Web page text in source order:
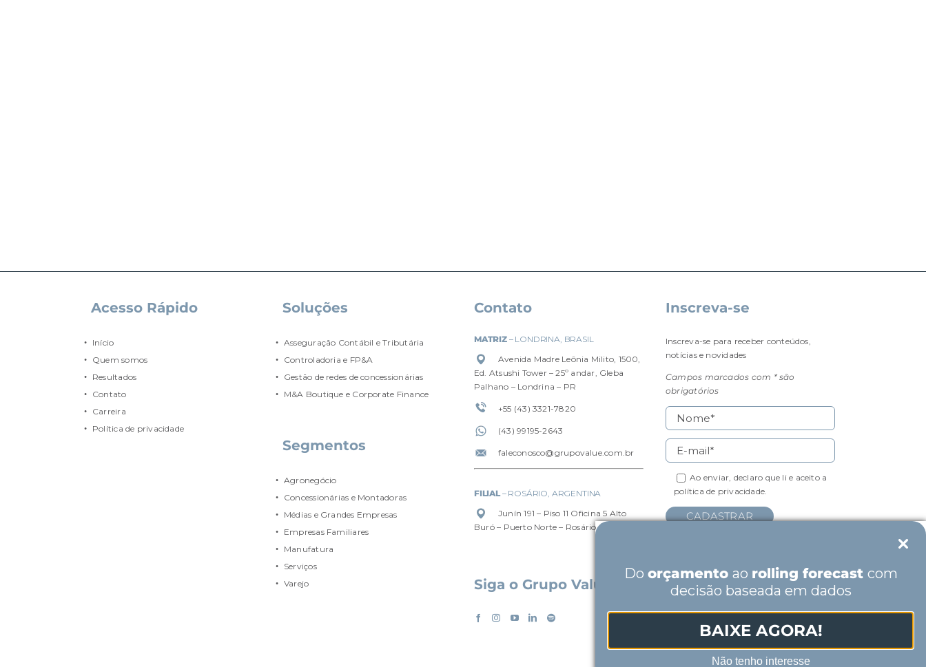
Do orçamento ao rolling forecast com
decisão baseada em dados
BAIXE AGORA!
Não tenho interesse
Acesso Rápido
Início
Quem somos
Resultados
Contato
Carreira
Política de privacidade
Soluções
Asseguração Contábil e Tributária
Controladoria e FP&A
Gestão de redes de concessionárias
M&A Boutique e Corporate Finance
Segmentos
Agronegócio
Concessionárias e Montadoras
Médias e Grandes Empresas
Empresas Familiares
Manufatura
Serviços
Varejo
Contato
MATRIZ– LONDRINA, BRASIL
Avenida Madre Leônia Milito, 1500,
Ed. Atsushi Tower – 25º andar, Gleba
Palhano – Londrina – PR
+55 (43) 3321-7820
(43) 99195-2643
faleconosco@grupovalue.com.br
FILIAL– ROSÁRIO, ARGENTINA
Junín 191 – Piso 11 Oficina 5 Alto
Buró – Puerto Norte – Rosário, Argentina
Siga o Grupo Value
Inscreva-se
Inscreva-se para receber conteúdos,
notícias e novidades
Campos marcados com * são
obrigatórios
Ao enviar, declaro que li e aceito a
política de privacidade.